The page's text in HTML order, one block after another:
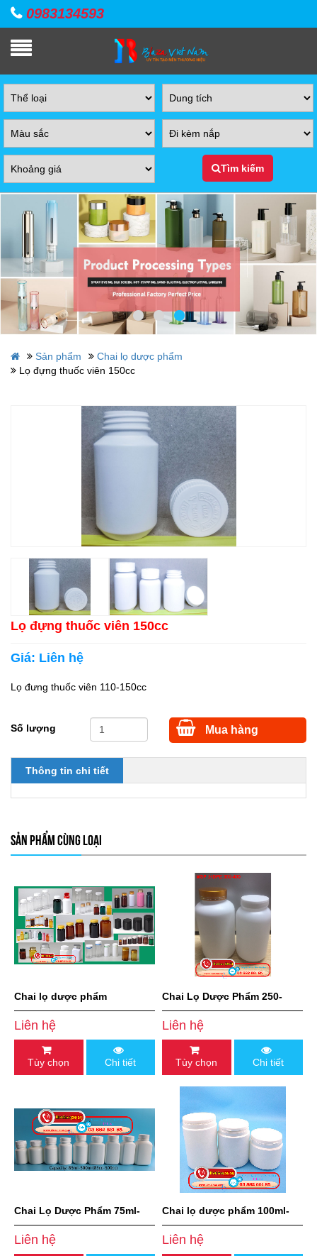
0983134593
Tìm kiếm
Sản phẩm
Chai lọ dược phẩm
Lọ đựng thuốc viên 150cc
Lọ đựng thuốc viên 150cc
Giá: Liên hệ
Lọ đưng thuốc viên 110-150cc
Số lượng Mua hàng
Thông tin chi tiết
SẢN PHẨM CÙNG LOẠI
Chai lọ dược phẩm
Liên hệ
Tùy chọn Chi tiết
Chai Lọ Dược Phẩm 250-
300cc
Liên hệ
Tùy chọn Chi tiết
Chai Lọ Dược Phẩm 75ml-
500ml
Liên hệ
Chai lọ dược phẩm 100ml-
250ml
Liên hệ